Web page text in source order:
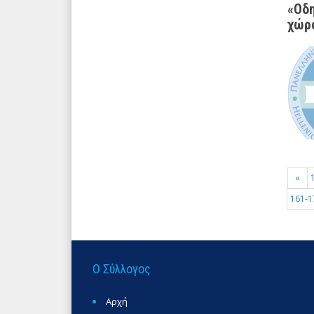
«
161-
Ο Σύλλογος
Αρχή